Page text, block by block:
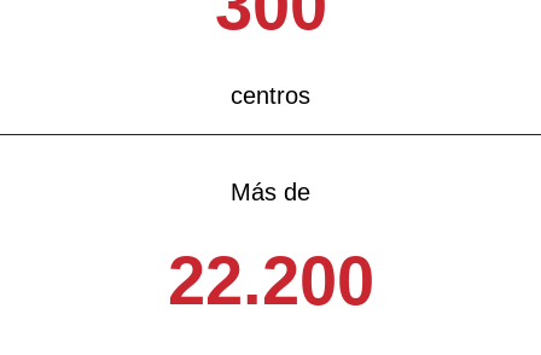
centros
Más de
22.200